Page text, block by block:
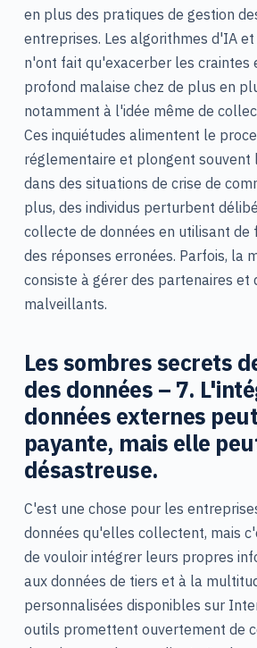
en plus des pratiques de gestion
entreprises. Les algorithmes d'IA
n'ont fait qu'exacerber les craintes
profond malaise chez de plus en
notamment à l'idée même de
Ces inquiétudes alimentent le
réglementaire et plongent souvent
dans des situations de crise de
plus, des individus perturbent
collecte de données en utilisant de
des réponses erronées. Parfois, la
consiste à gérer des partenaires et
malveillants.
Les sombres secrets
des données – 7.
données externes
payante, mais elle
désastreuse.
C'est une chose pour les
données qu'elles collectent, mais
de vouloir intégrer leurs propres
aux données de tiers et à la
personnalisées disponibles sur
outils promettent ouvertement de